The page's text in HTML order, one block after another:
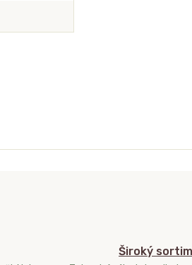
Široký